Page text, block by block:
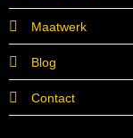
Maatwerk
Blog
Contact